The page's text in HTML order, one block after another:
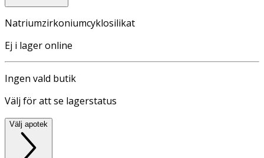
Natriumzirkoniumcyklosilikat
Ej i lager online
Ingen vald butik
Välj för att se lagerstatus
Välj apotek